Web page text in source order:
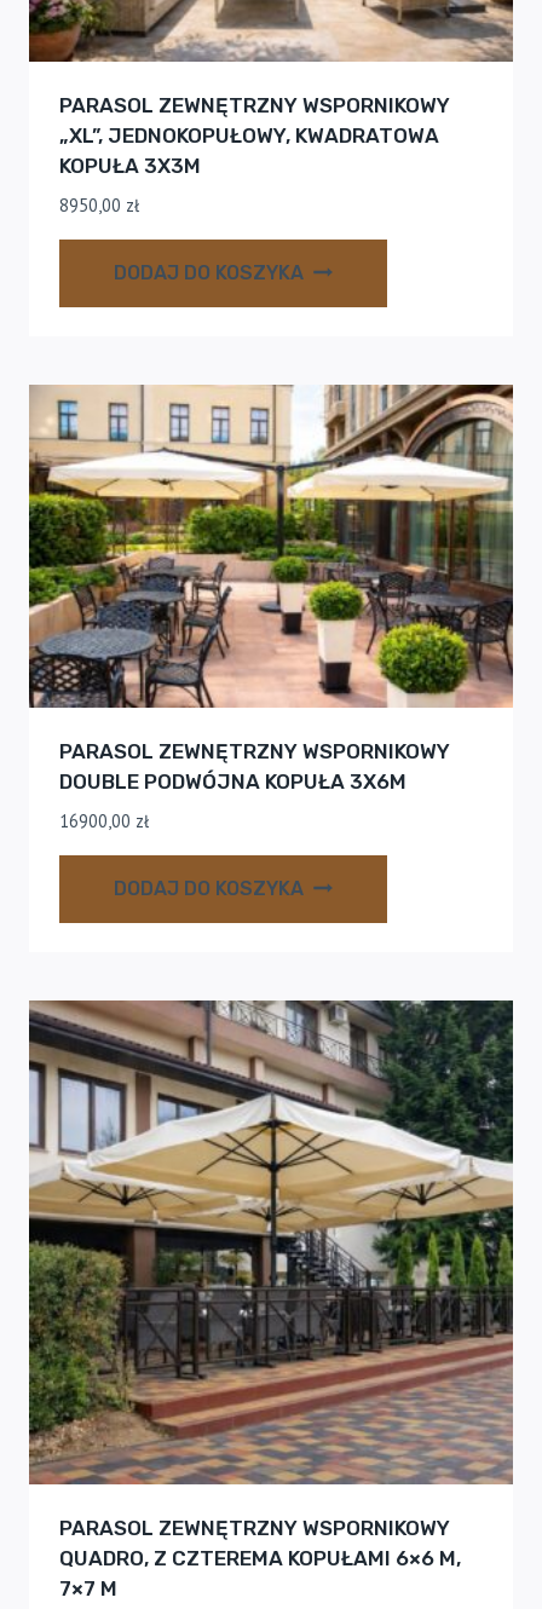
PARASOL ZEWNĘTRZNY WSPORNIKOWY
„XL”, JEDNOKOPUŁOWY, KWADRATOWA
KOPUŁA 3X3M
8950,00 zł
DODAJ DO KOSZYKA
PARASOL ZEWNĘTRZNY WSPORNIKOWY
DOUBLE PODWÓJNA KOPUŁA 3X6M
16900,00 zł
DODAJ DO KOSZYKA
PARASOL ZEWNĘTRZNY WSPORNIKOWY
QUADRO, Z CZTEREMA KOPUŁAMI 6×6 M,
7×7 M